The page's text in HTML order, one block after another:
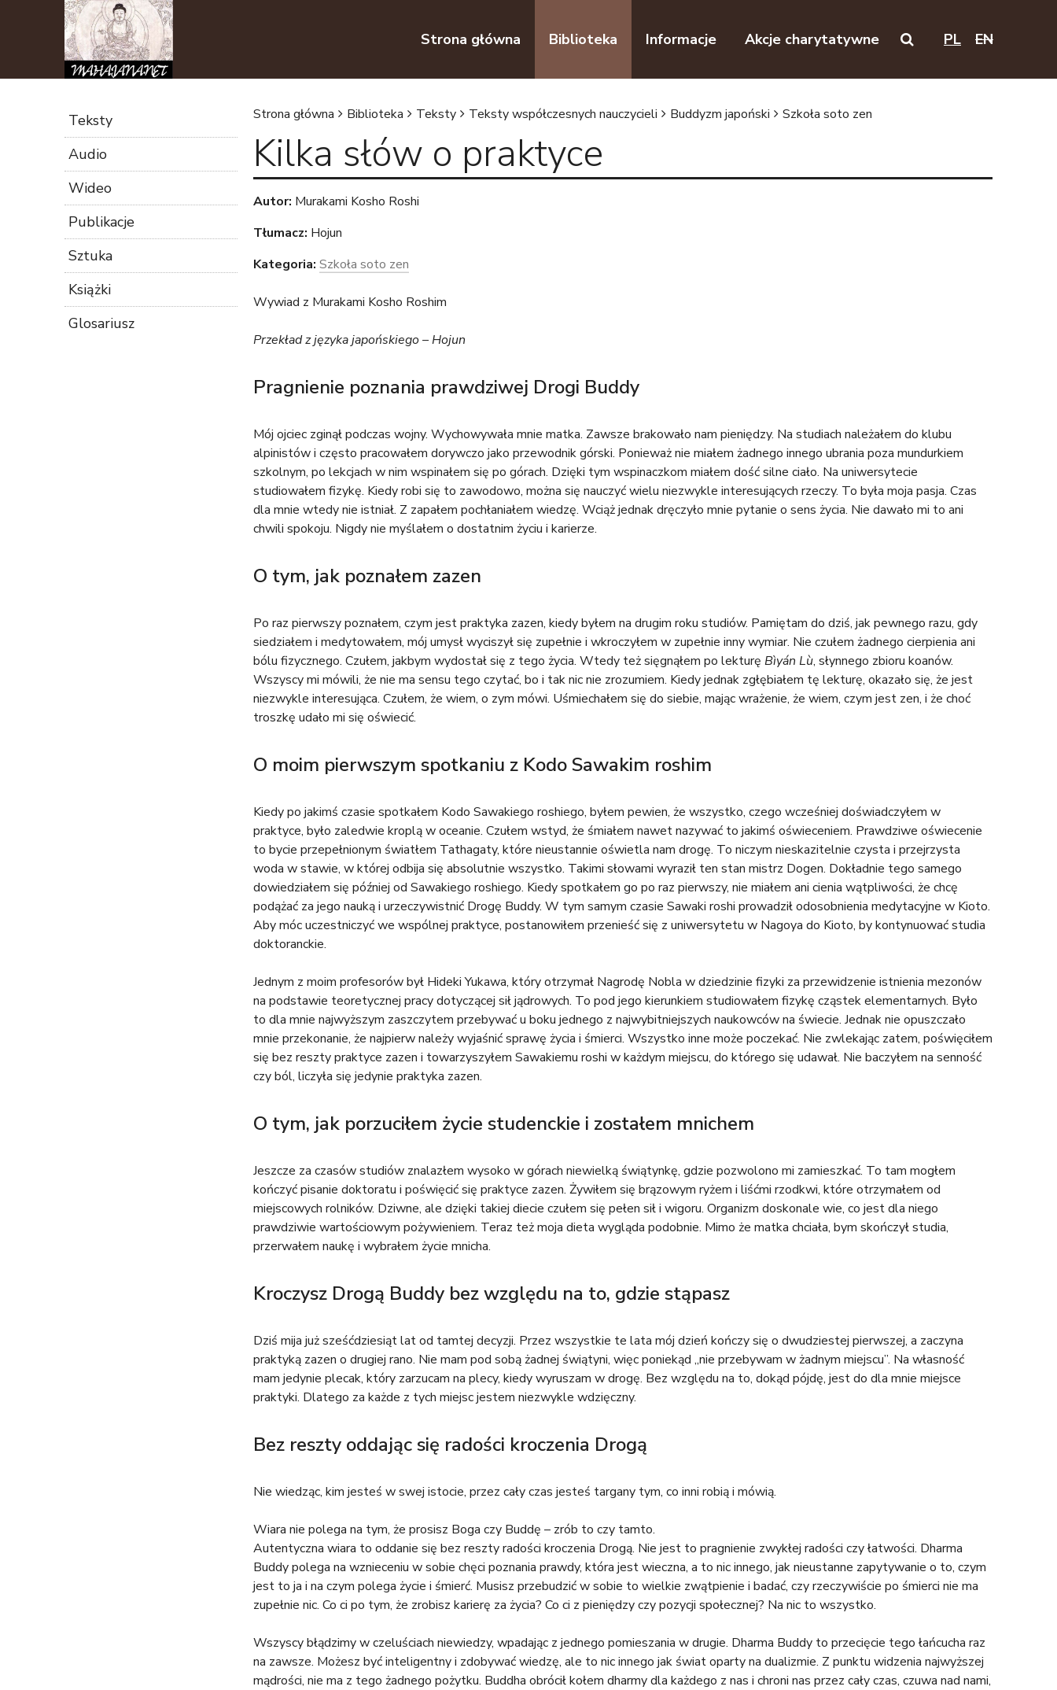
Strona główna Biblioteka Informacje Akcje charytatywne PL EN
J
e
t
e
ś
t
a
j
Strona główna Biblioteka Teksty Teksty współczesnych nauczycieli Buddyzm japoński Szkoła soto zen
Kilka słów o praktyce
Autor: Murakami Kosho Roshi
Tłumacz: Hojun
Kategoria: Szkoła soto zen
Wywiad z Murakami Kosho Roshim
Przekład z języka japońskiego –Hojun
Pragnienie poznania prawdziwej Drogi Buddy
Mój ojciec zginął podczas wojny. Wychowywała mnie matka. Zawsze brakowało nam pieniędzy. Na studiach należałem do klubu
alpinistów i często pracowałem dorywczo jako przewodnik górski. Ponieważ nie miałem żadnego innego ubrania poza mundurkiem
szkolnym, po lekcjach w nim wspinałem się po górach. Dzięki tym wspinaczkom miałem dość silne ciało. Na uniwersytecie
studiowałem fizykę. Kiedy robi się to zawodowo, można się nauczyć wielu niezwykle interesujących rzeczy. To była moja pasja. Czas
dla mnie wtedy nie istniał. Z zapałem pochłaniałem wiedzę. Wciąż jednak dręczyło mnie pytanie o sens życia. Nie dawało mi to ani
chwili spokoju. Nigdy nie myślałem o dostatnim życiu i karierze.
O tym, jak poznałem zazen
Po raz pierwszy poznałem, czym jest praktyka zazen, kiedy byłem na drugim roku studiów. Pamiętam do dziś, jak pewnego razu, gdy
siedziałem i medytowałem, mój umysł wyciszył się zupełnie i wkroczyłem w zupełnie inny wymiar. Nie czułem żadnego cierpienia ani
bólu fizycznego. Czułem, jakbym wydostał się z tego życia. Wtedy też sięgnąłem po lekturę Bìyán Lù, słynnego zbioru koanów.
Wszyscy mi mówili, że nie ma sensu tego czytać, bo i tak nic nie zrozumiem. Kiedy jednak zgłębiałem tę lekturę, okazało się, że jest
niezwykle interesująca. Czułem, że wiem, o zym mówi. Uśmiechałem się do siebie, mając wrażenie, że wiem, czym jest zen, i że choć
troszkę udało mi się oświecić.
O moim pierwszym spotkaniu z Kodo Sawakim roshim
Kiedy po jakimś czasie spotkałem Kodo Sawakiego roshiego, byłem pewien, że wszystko, czego wcześniej doświadczyłem w
praktyce, było zaledwie kroplą w oceanie. Czułem wstyd, że śmiałem nawet nazywać to jakimś oświeceniem. Prawdziwe oświecenie
to bycie przepełnionym światłem Tathagaty, które nieustannie oświetla nam drogę. To niczym nieskazitelnie czysta i przejrzysta
woda w stawie, w której odbija się absolutnie wszystko. Takimi słowami wyraził ten stan mistrz Dogen. Dokładnie tego samego
dowiedziałem się później od Sawakiego roshiego. Kiedy spotkałem go po raz pierwszy, nie miałem ani cienia wątpliwości, że chcę
podążać za jego nauką i urzeczywistnić Drogę Buddy. W tym samym czasie Sawaki roshi prowadził odosobnienia medytacyjne w Kioto.
Aby móc uczestniczyć we wspólnej praktyce, postanowiłem przenieść się z uniwersytetu w Nagoya do Kioto, by kontynuować studia
doktoranckie.
Jednym z moim profesorów był Hideki Yukawa, który otrzymał Nagrodę Nobla w dziedzinie fizyki za przewidzenie istnienia mezonów
na podstawie teoretycznej pracy dotyczącej sił jądrowych. To pod jego kierunkiem studiowałem fizykę cząstek elementarnych. Było
to dla mnie najwyższym zaszczytem przebywać u boku jednego z najwybitniejszych naukowców na świecie. Jednak nie opuszczało
mnie przekonanie, że najpierw należy wyjaśnić sprawę życia i śmierci. Wszystko inne może poczekać. Nie zwlekając zatem, poświęciłem
się bez reszty praktyce zazen i towarzyszyłem Sawakiemu roshi w każdym miejscu, do którego się udawał. Nie baczyłem na senność
czy ból, liczyła się jedynie praktyka zazen.
O tym, jak porzuciłem życie studenckie i zostałem mnichem
Jeszcze za czasów studiów znalazłem wysoko w górach niewielką świątynkę, gdzie pozwolono mi zamieszkać. To tam mogłem
kończyć pisanie doktoratu i poświęcić się praktyce zazen. Żywiłem się brązowym ryżem i liśćmi rzodkwi, które otrzymałem od
miejscowych rolników. Dziwne, ale dzięki takiej diecie czułem się pełen sił i wigoru. Organizm doskonale wie, co jest dla niego
prawdziwie wartościowym pożywieniem. Teraz też moja dieta wygląda podobnie. Mimo że matka chciała, bym skończył studia,
przerwałem naukę i wybrałem życie mnicha.
Kroczysz Drogą Buddy bez względu na to, gdzie stąpasz
Dziś mija już sześćdziesiąt lat od tamtej decyzji. Przez wszystkie te lata mój dzień kończy się o dwudziestej pierwszej, a zaczyna
praktyką zazen o drugiej rano. Nie mam pod sobą żadnej świątyni, więc poniekąd „nie przebywam w żadnym miejscu”. Na własność
mam jedynie plecak, który zarzucam na plecy, kiedy wyruszam w drogę. Bez względu na to, dokąd pójdę, jest do dla mnie miejsce
praktyki. Dlatego za każde z tych miejsc jestem niezwykle wdzięczny.
Bez reszty oddając się radości kroczenia Drogą
Nie wiedząc, kim jesteś w swej istocie, przez cały czas jesteś targany tym, co inni robią i mówią.
Wiara nie polega na tym, że prosisz Boga czy Buddę – zrób to czy tamto.
Autentyczna wiara to oddanie się bez reszty radości kroczenia Drogą. Nie jest to pragnienie zwykłej radości czy łatwości. Dharma
Buddy polega na wznieceniu w sobie chęci poznania prawdy, która jest wieczna, a to nic innego, jak nieustanne zapytywanie o to, czym
jest to ja i na czym polega życie i śmierć. Musisz przebudzić w sobie to wielkie zwątpienie i badać, czy rzeczywiście po śmierci nie ma
zupełnie nic. Co ci po tym, że zrobisz karierę za życia? Co ci z pieniędzy czy pozycji społecznej? Na nic to wszystko.
Wszyscy błądzimy w czeluściach niewiedzy, wpadając z jednego pomieszania w drugie. Dharma Buddy to przecięcie tego łańcucha raz
na zawsze. Możesz być inteligentny i zdobywać wiedzę, ale to nic innego jak świat oparty na dualizmie. Z punktu widzenia najwyższej
mądrości, nie ma z tego żadnego pożytku. Buddha obrócił kołem dharmy dla każdego z nas i chroni nas przez cały czas, czuwa nad nami,
Teksty
Audio
Wideo
Publikacje
Sztuka
Książki
Glosariusz